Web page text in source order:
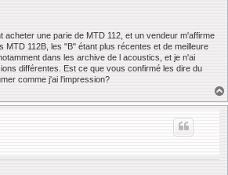
acheter une parie de MTD 112, et un vendeur m'affirme
MTD 112B, les "B" étant plus récentes et de meilleure
dans les archive de l acoustics, et je n'ai
différentes. Est ce que vous confirmé les dire du
comme j'ai l'impression?